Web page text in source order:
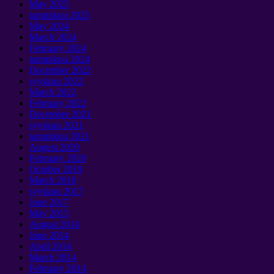
May 2025
tammikuu 2025
May 2024
March 2024
February 2024
tammikuu 2024
December2022
syyskuu 2022
March 2022
February 2022
December2021
syyskuu 2021
tammikuu 2021
August 2020
February 2020
October2019
March 2018
syyskuu 2017
June 2017
May 2015
August 2014
June 2014
April 2014
March 2014
February 2014